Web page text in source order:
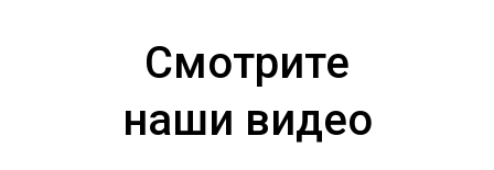
Смотрите
наши видео